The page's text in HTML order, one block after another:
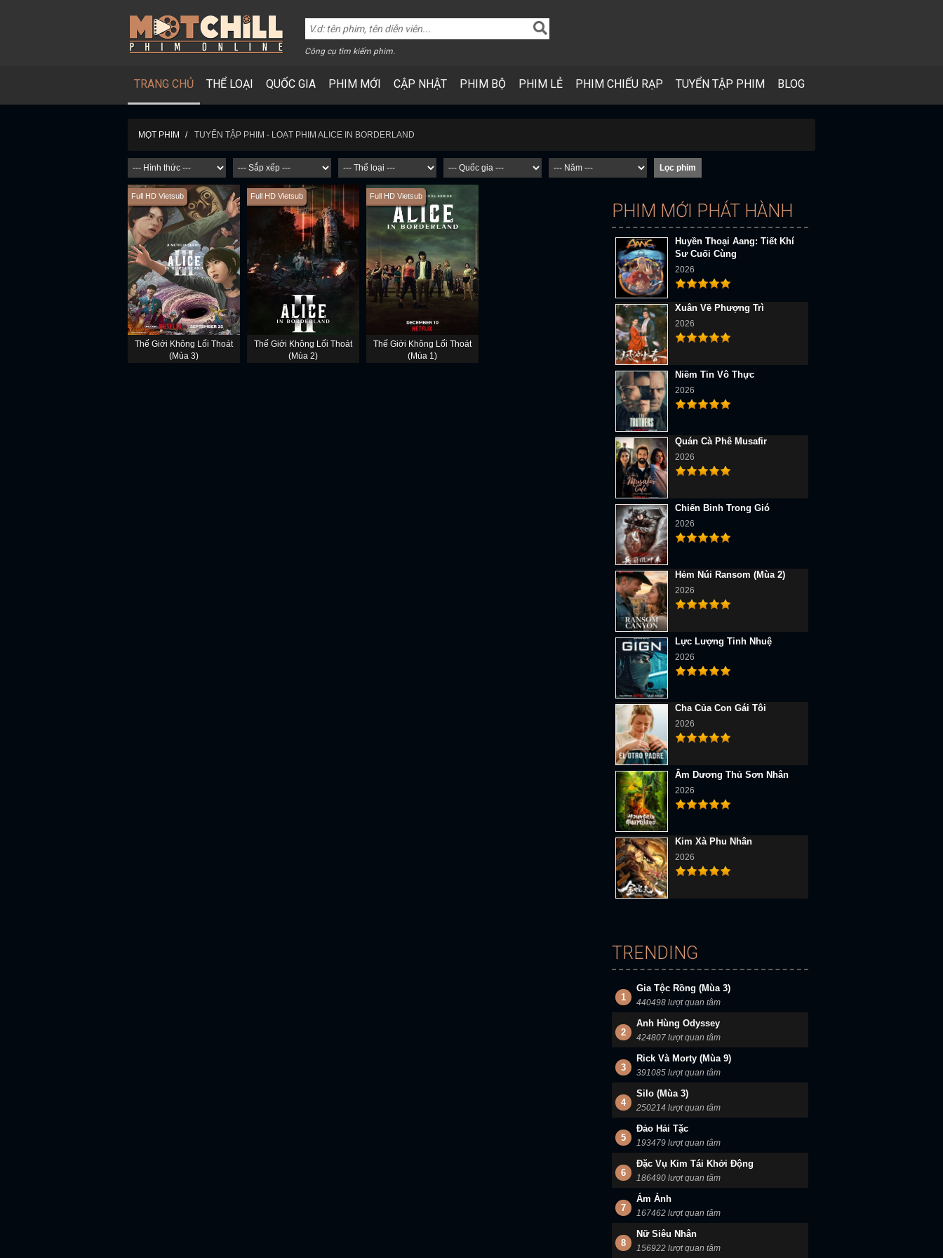
Công cụ tìm kiếm phim.
TRANG CHỦ THỂ LOẠI QUỐC GIA PHIM MỚI CẬP NHẬT PHIM BỘ PHIM LẺ PHIM CHIẾU RẠP TUYỂN TẬP PHIM BLOG
MỌT PHIM TUYỂN TẬP PHIM - LOẠT PHIM ALICE IN BORDERLAND
Full HD Vietsub
Thế Giới Không Lối Thoát
(Mùa 3)
Full HD Vietsub
Thế Giới Không Lối Thoát
(Mùa 2)
Full HD Vietsub
Thế Giới Không Lối Thoát
(Mùa 1)
PHIM MỚI PHÁT HÀNH
Huyền Thoại Aang: Tiết Khí
Sư Cuối Cùng
2026
Xuân Về Phượng Trì
2026
Niềm Tin Vô Thực
2026
Quán Cà Phê Musafir
2026
Chiến Binh Trong Gió
2026
Hẻm Núi Ransom (Mùa 2)
2026
Lực Lượng Tinh Nhuệ
2026
Cha Của Con Gái Tôi
2026
Âm Dương Thủ Sơn Nhân
2026
Kim Xà Phu Nhân
2026
TRENDING
1
Gia Tộc Rồng (Mùa 3)
440498 lượt quan tâm
2
Anh Hùng Odyssey
424807 lượt quan tâm
3
Rick Và Morty (Mùa 9)
391085 lượt quan tâm
4
Silo (Mùa 3)
250214 lượt quan tâm
5
Đảo Hải Tặc
193479 lượt quan tâm
6
Đặc Vụ Kim Tái Khởi Động
186490 lượt quan tâm
7
Ám Ảnh
167462 lượt quan tâm
8
Nữ Siêu Nhân
156922 lượt quan tâm